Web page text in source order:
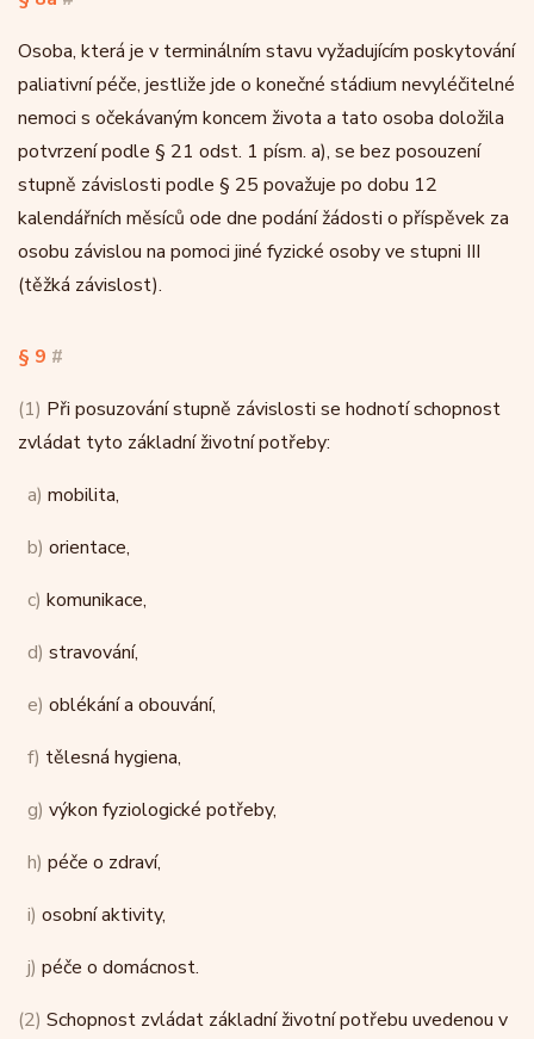
Osoba, která je v terminálním stavu vyžadujícím poskytování
paliativní péče, jestliže jde o konečné stádium nevyléčitelné
nemoci s očekávaným koncem života a tato osoba doložila
potvrzení podle § 21 odst. 1 písm. a), se bez posouzení
stupně závislosti podle § 25 považuje po dobu 12
kalendářních měsíců ode dne podání žádosti o příspěvek za
osobu závislou na pomoci jiné fyzické osoby ve stupni III
(těžká závislost).
§ 9 #
(1) Při posuzování stupně závislosti se hodnotí schopnost
zvládat tyto základní životní potřeby:
a) mobilita,
b) orientace,
c) komunikace,
d) stravování,
e) oblékání a obouvání,
f) tělesná hygiena,
g) výkon fyziologické potřeby,
h) péče o zdraví,
i) osobní aktivity,
j) péče o domácnost.
(2) Schopnost zvládat základní životní potřebu uvedenou v